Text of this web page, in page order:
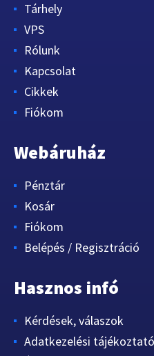
Tárhely
VPS
Rólunk
Kapcsolat
Cikkek
Fiókom
Webáruház
Pénztár
Kosár
Fiókom
Belépés / Regisztráció
Hasznos infó
Kérdések, válaszok
Adatkezelési tájékoztató